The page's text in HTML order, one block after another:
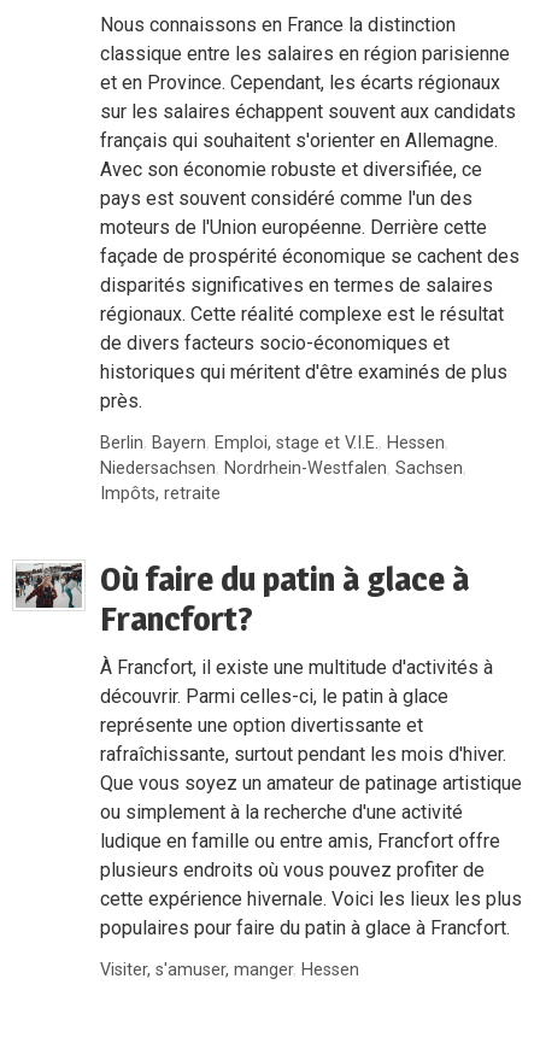
Nous connaissons en France la distinction
classique entre les salaires en région parisienne
et en Province. Cependant, les écarts régionaux
sur les salaires échappent souvent aux candidats
français qui souhaitent s'orienter en Allemagne.
Avec son économie robuste et diversifiée, ce
pays est souvent considéré comme l'un des
moteurs de l'Union européenne. Derrière cette
façade de prospérité économique se cachent des
disparités significatives en termes de salaires
régionaux. Cette réalité complexe est le résultat
de divers facteurs socio-économiques et
historiques qui méritent d'être examinés de plus
près.
Berlin,Bayern,Emploi, stage et V.I.E.,Hessen,
Niedersachsen,Nordrhein-Westfalen,Sachsen,
Impôts, retraite
Où faire du patin à glace à
Francfort?
À Francfort, il existe une multitude d'activités à
découvrir. Parmi celles-ci, le patin à glace
représente une option divertissante et
rafraîchissante, surtout pendant les mois d'hiver.
Que vous soyez un amateur de patinage artistique
ou simplement à la recherche d'une activité
ludique en famille ou entre amis, Francfort offre
plusieurs endroits où vous pouvez profiter de
cette expérience hivernale. Voici les lieux les plus
populaires pour faire du patin à glace à Francfort.
Visiter, s'amuser, manger, Hessen